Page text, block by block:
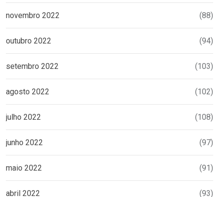
novembro 2022 (88)
outubro 2022 (94)
setembro 2022 (103)
agosto 2022 (102)
julho 2022 (108)
junho 2022 (97)
maio 2022 (91)
abril 2022 (93)